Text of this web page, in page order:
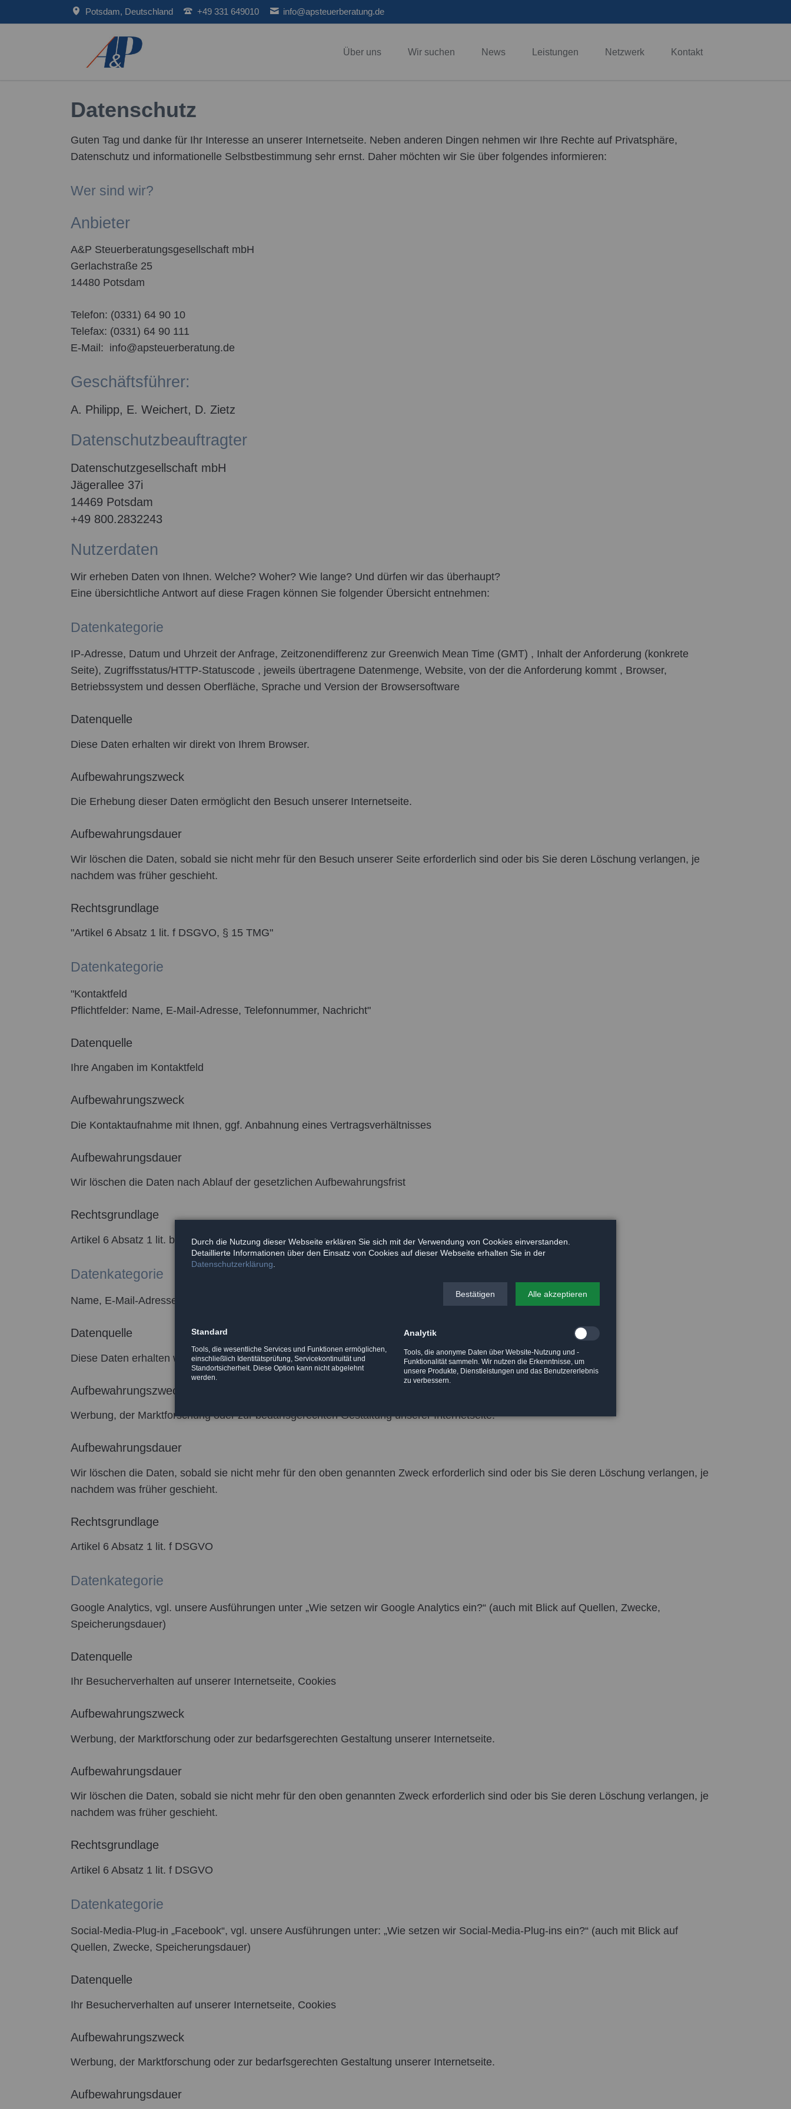
Potsdam, Deutschland +49 331 649010 info@apsteuerberatung.de
Über uns Wir suchen News Leistungen
Lohnbuchhaltung
Umwandlungssteuerrecht
Netzwerk Kontakt
Datenschutz
Guten Tag und danke für Ihr Interesse an unserer Internetseite. Neben anderen Dingen nehmen wir Ihre Rechte auf Privatsphäre,
Datenschutz und informationelle Selbstbestimmung sehr ernst. Daher möchten wir Sie über folgendes informieren:
Wer sind wir?
Anbieter
A&P Steuerberatungsgesellschaft mbH
Gerlachstraße 25
14480 Potsdam
Telefon: (0331) 64 90 10
Telefax: (0331) 64 90 111
E-Mail: info@apsteuerberatung.de
Geschäftsführer:
A. Philipp, E. Weichert, D. Zietz
Datenschutzbeauftragter
Datenschutzgesellschaft mbH
Jägerallee 37i
14469 Potsdam
+49 800.2832243
Nutzerdaten
Wir erheben Daten von Ihnen. Welche? Woher? Wie lange? Und dürfen wir das überhaupt?
Eine übersichtliche Antwort auf diese Fragen können Sie folgender Übersicht entnehmen:
Datenkategorie
IP-Adresse, Datum und Uhrzeit der Anfrage, Zeitzonendifferenz zur Greenwich Mean Time (GMT) , Inhalt der Anforderung (konkrete
Seite), Zugriffsstatus/HTTP-Statuscode , jeweils übertragene Datenmenge, Website, von der die Anforderung kommt , Browser,
Betriebssystem und dessen Oberfläche, Sprache und Version der Browsersoftware
Datenquelle
Diese Daten erhalten wir direkt von Ihrem Browser.
Aufbewahrungszweck
Die Erhebung dieser Daten ermöglicht den Besuch unserer Internetseite.
Aufbewahrungsdauer
Wir löschen die Daten, sobald sie nicht mehr für den Besuch unserer Seite erforderlich sind oder bis Sie deren Löschung verlangen, je
nachdem was früher geschieht.
Rechtsgrundlage
"Artikel 6 Absatz 1 lit. f DSGVO, § 15 TMG"
Datenkategorie
"Kontaktfeld
Pflichtfelder: Name, E-Mail-Adresse, Telefonnummer, Nachricht"
Datenquelle
Ihre Angaben im Kontaktfeld
Aufbewahrungszweck
Die Kontaktaufnahme mit Ihnen, ggf. Anbahnung eines Vertragsverhältnisses
Aufbewahrungsdauer
Wir löschen die Daten nach Ablauf der gesetzlichen Aufbewahrungsfrist
Rechtsgrundlage
Artikel 6 Absatz 1 lit. b DSGVO
Datenkategorie
Name, E-Mail-Adresse, Opt-in-Daten
Datenquelle
Diese Daten erhalten wir direkt von Ihnen
Aufbewahrungszweck
Werbung, der Marktforschung oder zur bedarfsgerechten Gestaltung unserer Internetseite.
Aufbewahrungsdauer
Wir löschen die Daten, sobald sie nicht mehr für den oben genannten Zweck erforderlich sind oder bis Sie deren Löschung verlangen, je
nachdem was früher geschieht.
Rechtsgrundlage
Artikel 6 Absatz 1 lit. f DSGVO
Datenkategorie
Google Analytics, vgl. unsere Ausführungen unter „Wie setzen wir Google Analytics ein?“ (auch mit Blick auf Quellen, Zwecke,
Speicherungsdauer)
Datenquelle
Ihr Besucherverhalten auf unserer Internetseite, Cookies
Aufbewahrungszweck
Werbung, der Marktforschung oder zur bedarfsgerechten Gestaltung unserer Internetseite.
Aufbewahrungsdauer
Wir löschen die Daten, sobald sie nicht mehr für den oben genannten Zweck erforderlich sind oder bis Sie deren Löschung verlangen, je
nachdem was früher geschieht.
Rechtsgrundlage
Artikel 6 Absatz 1 lit. f DSGVO
Datenkategorie
Social-Media-Plug-in „Facebook“, vgl. unsere Ausführungen unter: „Wie setzen wir Social-Media-Plug-ins ein?“ (auch mit Blick auf
Quellen, Zwecke, Speicherungsdauer)
Datenquelle
Ihr Besucherverhalten auf unserer Internetseite, Cookies
Aufbewahrungszweck
Werbung, der Marktforschung oder zur bedarfsgerechten Gestaltung unserer Internetseite.
Aufbewahrungsdauer
Durch die Nutzung dieser Webseite erklären Sie sich mit der Verwendung von Cookies einverstanden.
Detaillierte Informationen über den Einsatz von Cookies auf dieser Webseite erhalten Sie in der
Datenschutzerklärung
Bestätigen Alle akzeptieren
Standard
Tools, die wesentliche Services und Funktionen ermöglichen,
einschließlich Identitätsprüfung, Servicekontinuität und
Standortsicherheit. Diese Option kann nicht abgelehnt
werden.
Analytik
Tools, die anonyme Daten über Website-Nutzung und -
Funktionalität sammeln. Wir nutzen die Erkenntnisse, um
unsere Produkte, Dienstleistungen und das Benutzererlebnis
zu verbessern.